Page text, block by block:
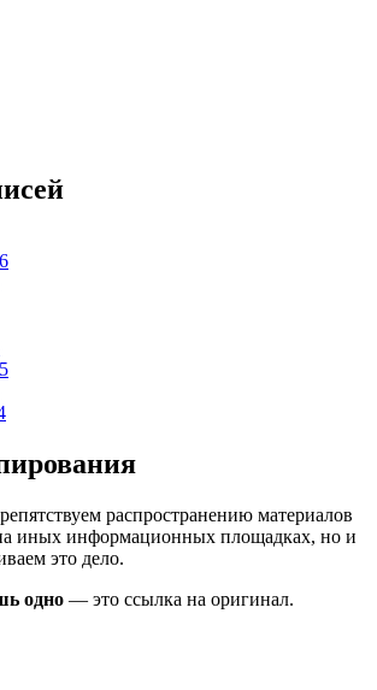
распространению материалов
иных информационных площадках, но и
это дело.
одно — это ссылка на оригинал.